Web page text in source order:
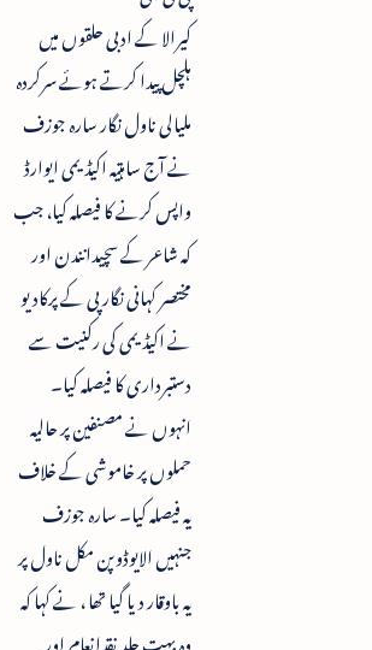
کیرالا کے ادبی حلقوں میں
ہلچل پیدا کرتے ہوئے سرکردہ
ملیالی ناول نگار سارہ جوزف
نے آج ساہتیہ اکیڈیمی ایوارڈ
واپس کرنے کا فیصلہ کیا، جب
کہ شاعر کے سچیدانندن اور
مختصر کہانی نگار پی کے پرکادیو
نے اکیڈیمی کی رکنیت سے
دستبرداری کا فیصلہ کیا۔
انہوں نے مصنفین پر حالیہ
حملوں پر خاموشی کے خلاف
یہ فیصلہ کیا۔ سارہ جوزف
جنہیں الایوڈوپن مکل ناول پر
یہ باوقار دیا گیا تھا ، نے کہا کہ
وہ بہت جلد نقدانعام اور